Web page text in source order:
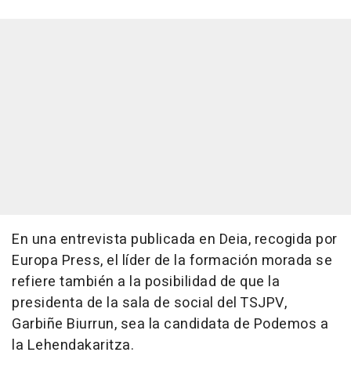
En una entrevista publicada en Deia, recogida por
Europa Press, el líder de la formación morada se
refiere también a la posibilidad de que la
presidenta de la sala de social del TSJPV,
Garbiñe Biurrun, sea la candidata de Podemos a
la Lehendakaritza.